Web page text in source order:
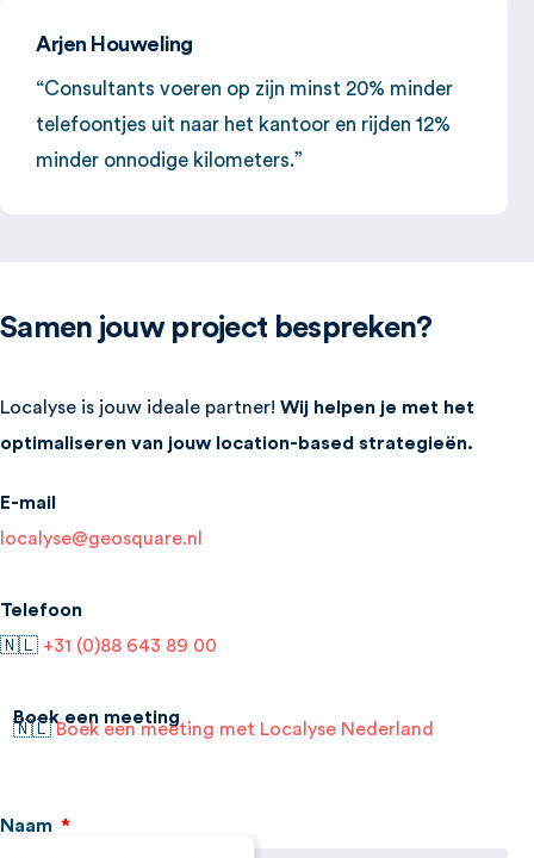
Arjen Houweling
“Consultants voeren op zijn minst 20% minder
telefoontjes uit naar het kantoor en rijden 12%
minder onnodige kilometers.”
Samen jouw project bespreken?
Localyse is jouw ideale partner! Wij helpen je met het
optimaliseren van jouw location-based strategieën.
E-mail
localyse@geosquare.nl
Telefoon
🇳🇱 +31 (0)88 643 89 00
Boek een meeting
🇳🇱Boek een meeting met Localyse Nederland
Naam